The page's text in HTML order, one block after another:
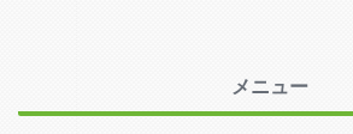
メニュー